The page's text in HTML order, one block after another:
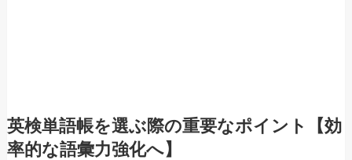
英検単語帳を選ぶ際の重要なポイント【効
率的な語彙力強化へ】